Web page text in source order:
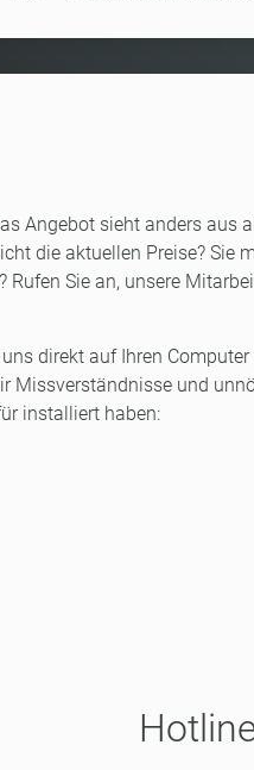
Angebot sieht anders aus
die aktuellen Preise? Sie
Rufen Sie an, unsere
direkt auf Ihren Computer
Missverständnisse und
installiert haben: